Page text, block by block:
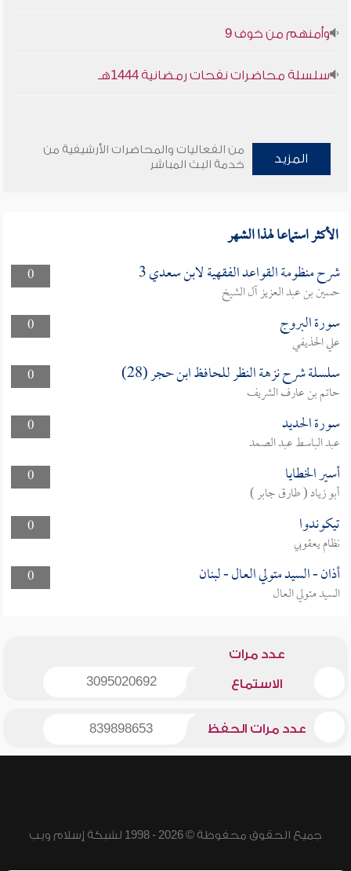
وأمنهم من خوف 9
سلسلة محاضرات نفحات رمضانية 1444هـ
المزيد
من الفعاليات والمحاضرات الأرشيفية من
خدمة البث المباشر
الأكثر استماعا لهذا الشهر
0 شرح منظومة القواعد الفقهية لابن سعدي 3
حسين بن عبد العزيز آل الشيخ
0
سورة البروج
علي الحذيفي
0
سلسلة شرح نزهة النظر للحافظ ابن حجر (28)
حاتم بن عارف الشريف
0
سورة الحديد
عبد الباسط عبد الصمد
0
أسير الخطايا
أبو زياد ( طارق جابر )
0
تيكوندوا
نظام يعقوبي
0
أذان - السيد متولي العال - لبنان
السيد متولي العال
عدد مرات
الاستماع 3095020692
عدد مرات الحفظ 839898653
جميع الحقوق محفوظة © 2026 - 1998 لشبكة إسلام ويب